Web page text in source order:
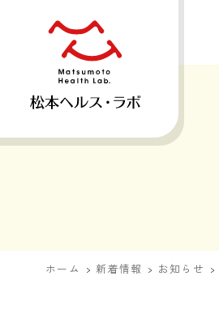
ホーム 新着情報 お知らせ